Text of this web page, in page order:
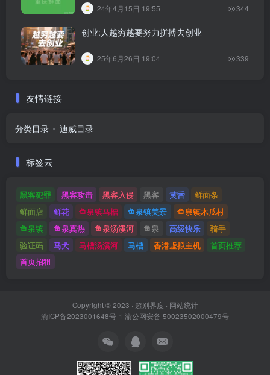
24年4月15日 19:55 344
创业:人越穷越要努力拼搏去创业
25年6月26日 19:04 339
友情链接
分类目录 迪威目录
标签云
黑客犯罪 黑客攻击 黑客入侵 黑客 黄昏
鲜面条
鲜面店
鲜花 鱼泉镇马槽 鱼泉镇美景
鱼泉镇木瓜村
鱼泉镇
鱼泉真热 鱼泉汤溪河 鱼泉 高级快乐
骑手
验证码
马犬 马槽汤溪河 马槽 香港虚拟主机
首页推荐
首页招租
Copyright © 2023 · 超别界度· 网站统计
渝ICP备2023001648号-1 渝公网安备 50023502000479号